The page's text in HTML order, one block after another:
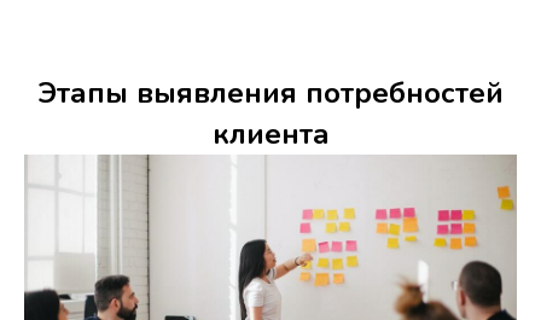
Этапы выявления потребностей
клиента